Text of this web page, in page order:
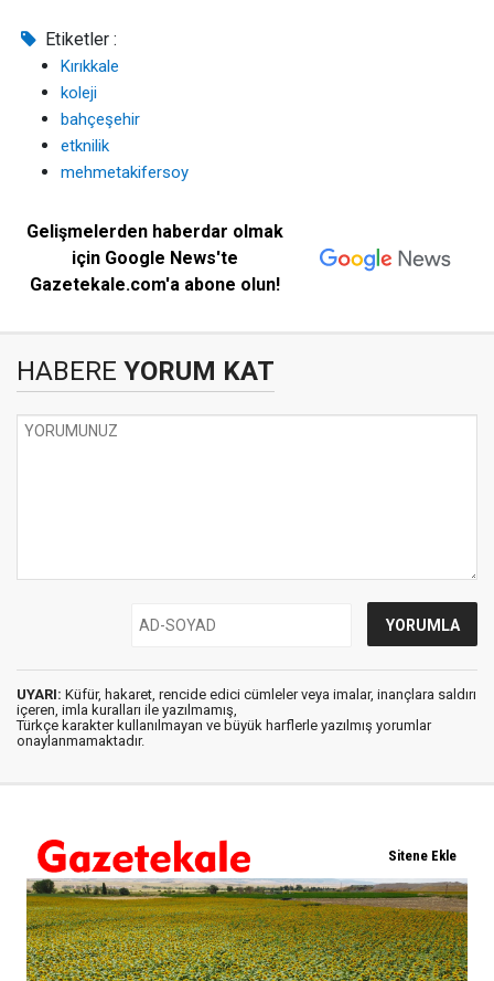
Etiketler :
Kırıkkale
koleji
bahçeşehir
etknilik
mehmetakifersoy
Gelişmelerden haberdar olmak
için Google News'te
Gazetekale.com'a abone olun!
HABERE YORUM KAT
UYARI: Küfür, hakaret, rencide edici cümleler veya imalar, inançlara saldırı
içeren, imla kuralları ile yazılmamış,
Türkçe karakter kullanılmayan ve büyük harflerle yazılmış yorumlar
onaylanmamaktadır.